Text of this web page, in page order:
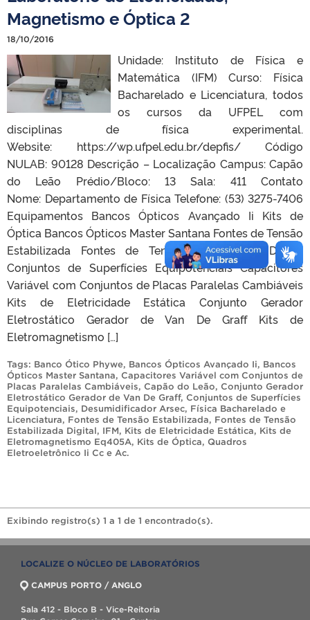
Magnetismo e Óptica 2
18/10/2016
Unidade: Instituto de Física e
Matemática (IFM) Curso: Física
Bacharelado e Licenciatura, todos
os cursos da UFPEL com
disciplinas de física experimental.
Website: https://wp.ufpel.edu.br/depfis/ Código
NULAB: 90128 Descrição – Localização Campus: Capão
do Leão Prédio/Bloco: 13 Sala: 411 Contato
Nome: Departamento de Física Telefone: (53) 3275-7406
Equipamentos Bancos Ópticos Avançado Ii Kits de
Óptica Bancos Ópticos Master Santana Fontes de Tensão
Estabilizada Fontes de Tensão Estabilizada Digital
Conjuntos de Superfícies Equipotenciais Capacitores
Variável com Conjuntos de Placas Paralelas Cambiáveis
Kits de Eletricidade Estática Conjunto Gerador
Eletrostático Gerador de Van De Graff Kits de
Eletromagnetismo […]
Tags: Banco Ótico Phywe, Bancos Ópticos Avançado Ii, Bancos
Ópticos Master Santana, Capacitores Variável com Conjuntos de
Placas Paralelas Cambiáveis, Capão do Leão, Conjunto Gerador
Eletrostático Gerador de Van De Graff, Conjuntos de Superfícies
Equipotenciais, Desumidificador Arsec, Física Bacharelado e
Licenciatura, Fontes de Tensão Estabilizada, Fontes de Tensão
Estabilizada Digital, IFM, Kits de Eletricidade Estática, Kits de
Eletromagnetismo Eq405A, Kits de Óptica, Quadros
Eletroeletrônico Ii Cc e Ac.
Exibindo registro(s) 1 a 1 de 1 encontrado(s).
LOCALIZE O NÚCLEO DE LABORATÓRIOS
CAMPUS PORTO / ANGLO
Sala 412 - Bloco B - Vice-Reitoria